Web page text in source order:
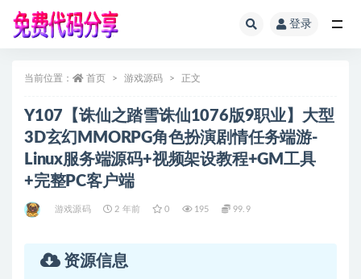
登录
当前位置： 首页 游戏源码 正文
Y107【诛仙之踏雪诛仙1076版9职业】大型
3D玄幻MMORPG角色扮演剧情任务端游-
Linux服务端源码+视频架设教程+GM工具
+完整PC客户端
游戏源码 2 年前 0 195 99.9
资源信息